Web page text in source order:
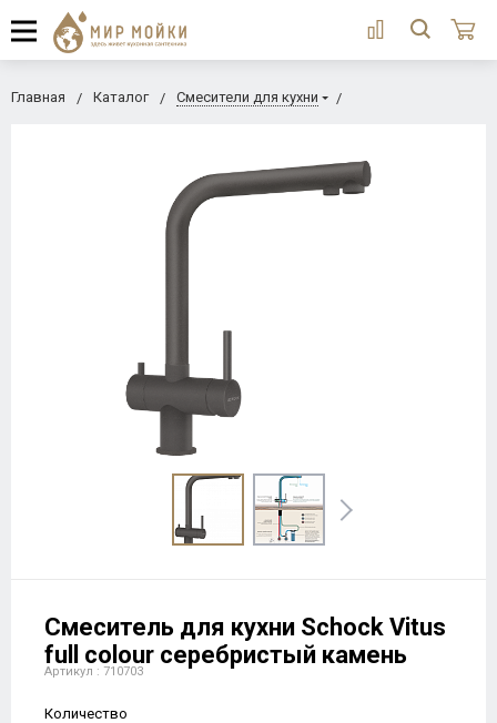
Главная Каталог Смесители для кухни
Смеситель для кухни Schock Vitus
full colour серебристый камень
Артикул : 710703
Количество